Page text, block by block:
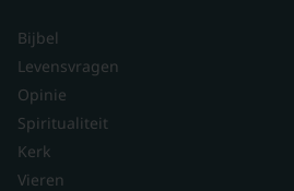
Bijbel
Levensvragen
Opinie
Spiritualiteit
Kerk
Vieren